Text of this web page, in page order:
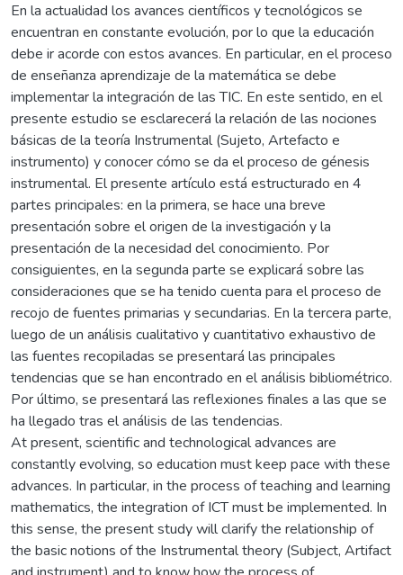
En la actualidad los avances científicos y tecnológicos se
encuentran en constante evolución, por lo que la educación
debe ir acorde con estos avances. En particular, en el proceso
de enseñanza aprendizaje de la matemática se debe
implementar la integración de las TIC. En este sentido, en el
presente estudio se esclarecerá la relación de las nociones
básicas de la teoría Instrumental (Sujeto, Artefacto e
instrumento) y conocer cómo se da el proceso de génesis
instrumental. El presente artículo está estructurado en 4
partes principales: en la primera, se hace una breve
presentación sobre el origen de la investigación y la
presentación de la necesidad del conocimiento. Por
consiguientes, en la segunda parte se explicará sobre las
consideraciones que se ha tenido cuenta para el proceso de
recojo de fuentes primarias y secundarias. En la tercera parte,
luego de un análisis cualitativo y cuantitativo exhaustivo de
las fuentes recopiladas se presentará las principales
tendencias que se han encontrado en el análisis bibliométrico.
Por último, se presentará las reflexiones finales a las que se
ha llegado tras el análisis de las tendencias.
At present, scientific and technological advances are
constantly evolving, so education must keep pace with these
advances. In particular, in the process of teaching and learning
mathematics, the integration of ICT must be implemented. In
this sense, the present study will clarify the relationship of
the basic notions of the Instrumental theory (Subject, Artifact